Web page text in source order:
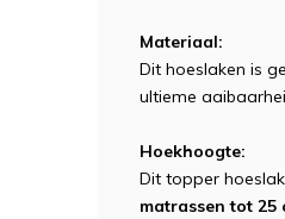
Materiaal:
Dit hoeslaken is
ultieme
Hoekhoogte:
Dit topper
matrassen tot 25